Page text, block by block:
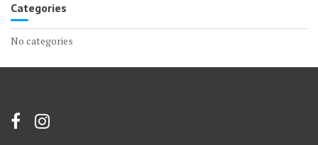
Categories
No categories